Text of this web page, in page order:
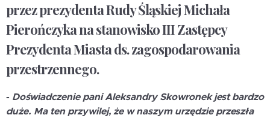
przez prezydenta Rudy Śląskiej Michała
Pierończyka na stanowisko III Zastępcy
Prezydenta Miasta ds. zagospodarowania
przestrzennego.
- Doświadczenie pani Aleksandry Skowronek jest bardzo
duże. Ma ten przywilej, że w naszym urzędzie przeszła